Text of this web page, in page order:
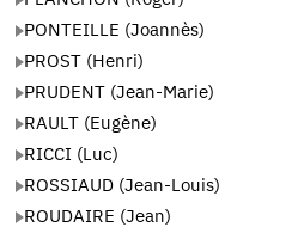
PONTEILLE (Joannès)
PROST (Henri)
PRUDENT (Jean-Marie)
RAULT (Eugène)
RICCI (Luc)
ROSSIAUD (Jean-Louis)
ROUDAIRE (Jean)